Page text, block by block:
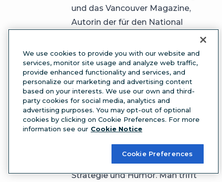
und das Vancouver Magazine,
Autorin der für den National
Kolumne „City Informer“ und
schreibt regelmäßig für Dwell.
Ihre bisherige Arbeit deckt ein
breites Spektrum ab: von SEO-
optimierten Thought-
Leadership-Themen bis hin zu
Profilen von Pilzsammlern. Aber
ihre Spezialgebiete sind Design,
Menschen, Social-Media-
Strategie und Humor. Man trifft
We use cookies to provide you with our website and
services, monitor site usage and analyze web traffic,
provide enhanced functionality and services, and
personalize our marketing and advertising content
based on your interests. We use our own and third-
party cookies for social media, analytics and
advertising purposes. You may opt-out of optional
cookies by clicking on Cookie Preferences. For more
information see our Cookie Notice
Cookie Preferences